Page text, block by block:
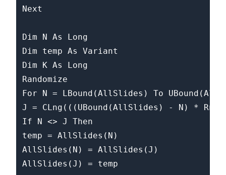
Next
Dim N As Long
Dim temp As Variant
Dim K As Long
Randomize
For N = LBound(AllSlides) To
J = CLng(((UBound(AllSlides) - N) *
If N <> J Then
temp = AllSlides(N)
AllSlides(N) = AllSlides(J)
AllSlides(J) = temp